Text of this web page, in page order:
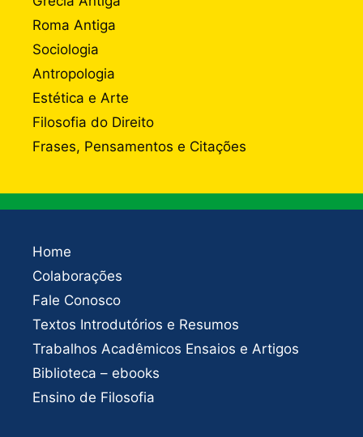
Roma Antiga
Sociologia
Antropologia
Estética e Arte
Filosofia do Direito
Frases, Pensamentos e Citações
Home
Colaborações
Fale Conosco
Textos Introdutórios e Resumos
Trabalhos Acadêmicos Ensaios e Artigos
Biblioteca – ebooks
Ensino de Filosofia